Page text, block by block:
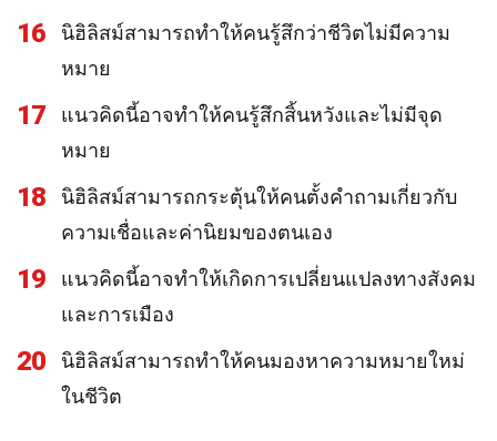
16
นิฮิลิสม์สามารถทำให้คนรู้สึกว่าชีวิตไม่มีความ
หมาย
17
แนวคิดนี้อาจทำให้คนรู้สึกสิ้นหวังและไม่มีจุด
หมาย
18
นิฮิลิสม์สามารถกระตุ้นให้คนตั้งคำถามเกี่ยวกับ
ความเชื่อและค่านิยมของตนเอง
19
แนวคิดนี้อาจทำให้เกิดการเปลี่ยนแปลงทางสังคม
และการเมือง
20
นิฮิลิสม์สามารถทำให้คนมองหาความหมายใหม่
ในชีวิต